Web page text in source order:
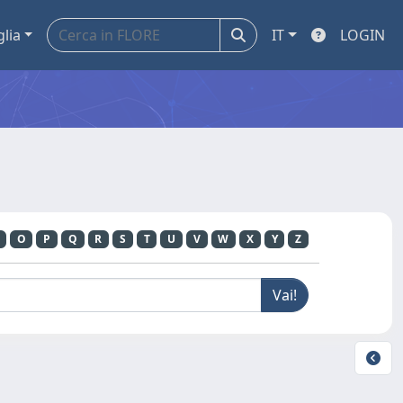
IT LOGIN
O P Q R S T U V W X Y Z